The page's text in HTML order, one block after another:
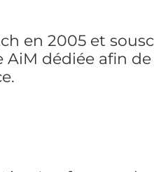
en 2005 et
AiM dédiée afin